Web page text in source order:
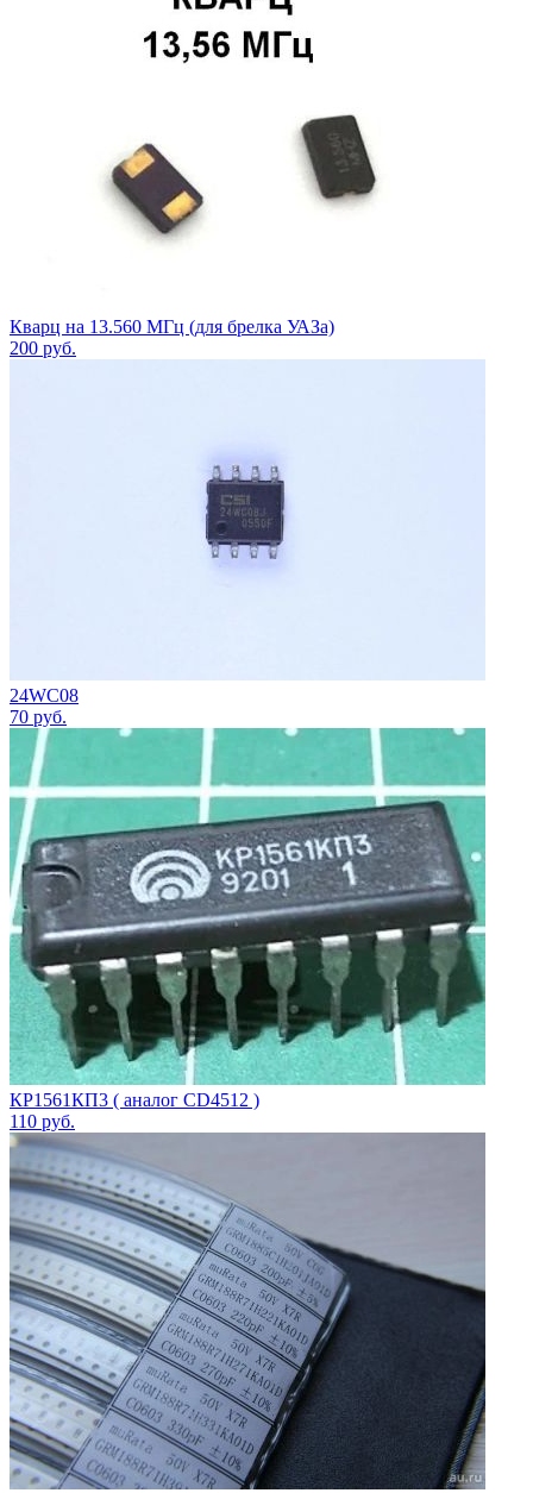
Кварц на 13.560 МГц (для брелка УАЗа)
200 руб.
24WC08
70 руб.
КР1561КП3 ( аналог CD4512 )
110 руб.